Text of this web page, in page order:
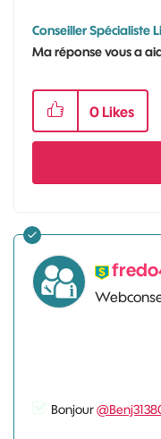
Conseiller Spécialiste
Ma réponse vous a
0 Likes
Bonjour